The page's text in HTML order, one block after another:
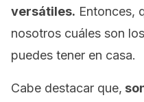
versátiles. Entonces,
nosotros cuáles son
puedes tener en casa.
Cabe destacar que,